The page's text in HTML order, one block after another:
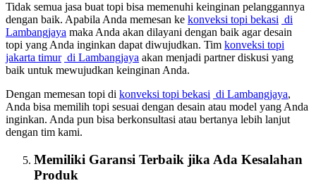
Tidak semua jasa buat topi bisa memenuhi keinginan pelanggannya
dengan baik. Apabila Anda memesan ke konveksi topi bekasi di
Lambangjaya maka Anda akan dilayani dengan baik agar desain
topi yang Anda inginkan dapat diwujudkan. Tim konveksi topi
jakarta timur di Lambangjaya akan menjadi partner diskusi yang
baik untuk mewujudkan keinginan Anda.
Dengan memesan topi di konveksi topi bekasi di Lambangjaya,
Anda bisa memilih topi sesuai dengan desain atau model yang Anda
inginkan. Anda pun bisa berkonsultasi atau bertanya lebih lanjut
dengan tim kami.
Memiliki Garansi Terbaik jika Ada Kesalahan
Produk